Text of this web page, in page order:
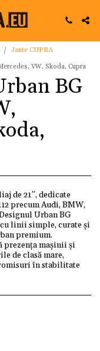
Jante CUPRA
VW, Skoda, Cupra
BG
de 21″, dedicate
precum Audi, BMW,
Urban BG
linii simple, curate și
premium.
prezența mașinii și
de clasă mare,
în stabilitate